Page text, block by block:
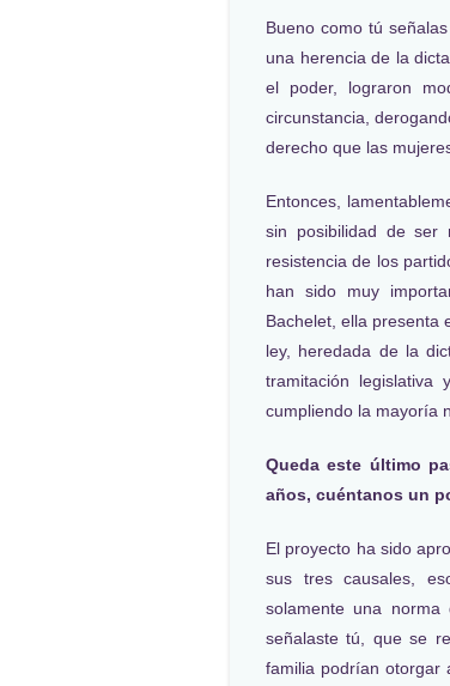
Bueno como tú
una herencia de la
el poder, lograron
circunstancia,
derecho que las
Entonces,
sin posibilidad de ser
resistencia de los
han sido muy
Bachelet, ella presenta
ley, heredada de la
tramitación
cumpliendo la mayoría
Queda este último
años, cuéntanos un
El proyecto ha sido
sus tres causales,
solamente una
señalaste tú, que se
familia podrían otorgar